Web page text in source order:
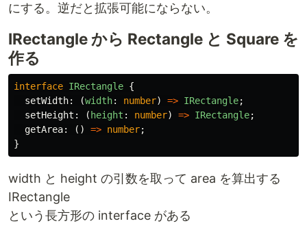
にする。逆だと拡張可能にならない。
IRectangle から Rectangle と Square を
作る
interface IRectangle {
setWidth: (width: number) => IRectangle;
setHeight : ( height : number) => IRectangle;
getArea: () => number;
}
width と height の引数を取って area を算出する
IRectangle
という長方形の interface がある